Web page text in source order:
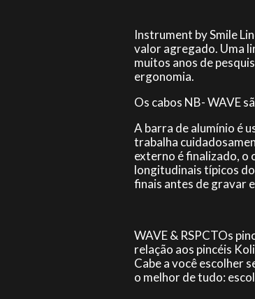
Instrument by Smile
valor agregado. Uma
muitos anos de
ergonomia.
Os cabos NB- WAVE
A barra de alumínio é
trabalha
externo é finalizado, o
longitudinais típicos
finais antes de gravar
WAVE & RSPCTOs
relação aos pincéis
Cabe a você escolher
o melhor de tudo: